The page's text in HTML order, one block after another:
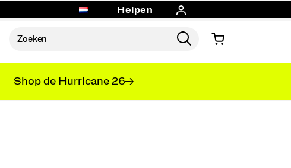
Helpen
Shop de Hurricane 26